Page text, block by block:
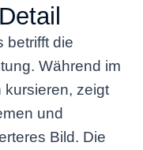
betrifft die
Während im
kursieren, zeigt
und
Bild. Die